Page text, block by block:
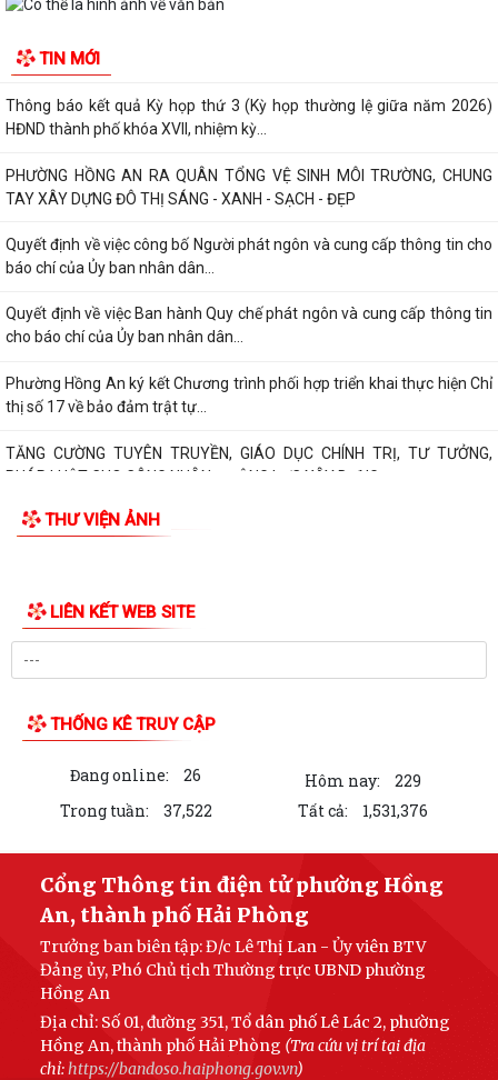
TIN MỚI
ngày 28/7/2026 của HĐND thành phố...
Thông báo về việc niêm yết công khai Phương án bồi thường, hỗ trợ dự
QUAN ĐIỂM CỐT LÕI CỦA NGHỊ QUYẾT SỐ 80-NQ/TW NGÀY
07/01/2026 VỀ PHÁT TRIỂN VĂN HOÁ VIỆT NAM - XÂY...
PHƯỜNG HỒNG AN TỔ CHỨC SƠ KẾT ĐÁNH GIÁ TÌNH HÌNH TRIỂN KHAI
THỰC HIỆN MÔ HÌNH “TỔ DÂN PHỐ KHÔNG MA...
Thông báo kết quả Kỳ họp thứ 3 (Kỳ họp thường lệ giữa năm 2026)
HĐND thành phố khóa XVII, nhiệm kỳ...